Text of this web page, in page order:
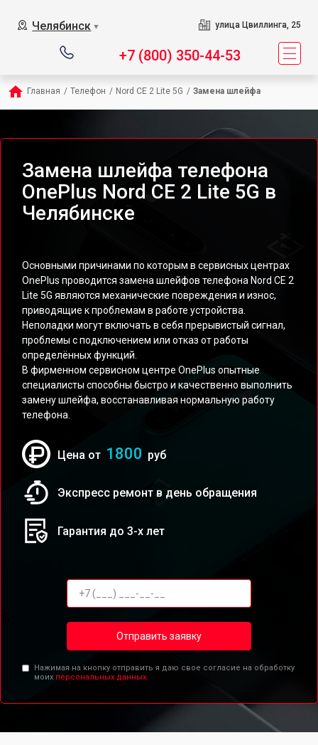
Челябинск ▼ улица Цвиллинга, 25
+7 (800) 350-44-53
Главная / Телефон / Nord CE 2 Lite 5G / Замена шлейфа
Замена шлейфа телефона
OnePlus Nord CE 2 Lite 5G в
Челябинске
Основными причинами по которым в сервисных центрах
OnePlus проводится замена шлейфов телефона Nord CE 2
Lite 5G являются механические повреждения и износ,
приводящие к проблемам в работе устройства.
Неполадки могут включать в себя прерывистый сигнал,
проблемы с подключением или отказ от работы
определённых функций.
В фирменном сервисном центре OnePlus опытные
специалисты способны быстро и качественно выполнить
замену шлейфа, восстанавливая нормальную работу
телефона.
Цена от 1800 руб
Экспресс ремонт в день обращения
Гарантия до 3-х лет
Отправить заявку
Нажимая на кнопку отправить я даю свое согласие на обработку
моих персональных данных.